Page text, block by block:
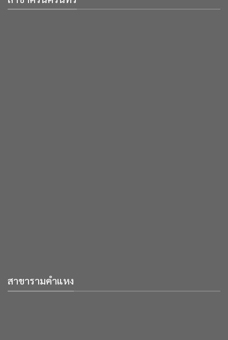
สาขารามคำแหง